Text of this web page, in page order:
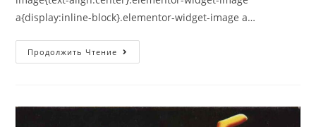
a{display:inline-block}.elementor-widget-image a…
Продолжить Чтение Империализм
1